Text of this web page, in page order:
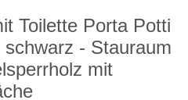
Toilette Porta Potti
- Stauraum
mit